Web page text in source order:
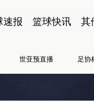
速报 篮球快讯 其
世亚预直播 足协